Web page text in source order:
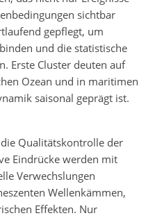
sichtbar
gepflegt, um
und die statistische
Erste Cluster deuten auf
Ozean und in maritimen
saisonal geprägt ist.
Qualitätskontrolle der
Eindrücke werden mit
Verwechslungen
Wellenkämmen,
Effekten. Nur